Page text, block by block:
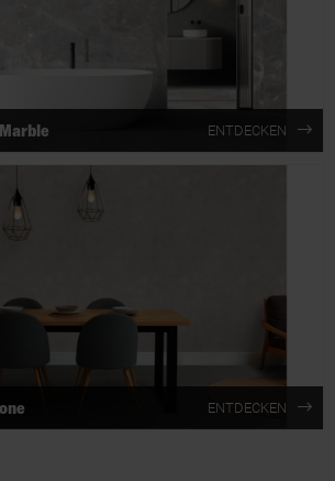
ENTDECKEN
ENTDECKEN